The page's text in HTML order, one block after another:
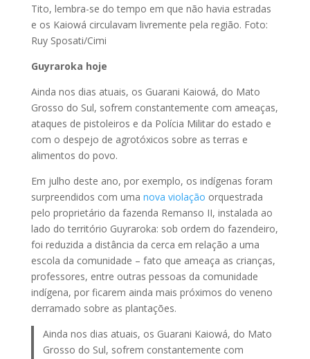
Tito, lembra-se do tempo em que não havia estradas
e os Kaiowá circulavam livremente pela região. Foto:
Ruy Sposati/Cimi
Guyraroka hoje
Ainda nos dias atuais, os Guarani Kaiowá, do Mato
Grosso do Sul, sofrem constantemente com ameaças,
ataques de pistoleiros e da Polícia Militar do estado e
com o despejo de agrotóxicos sobre as terras e
alimentos do povo.
Em julho deste ano, por exemplo, os indígenas foram
surpreendidos com uma nova violação orquestrada
pelo proprietário da fazenda Remanso II, instalada ao
lado do território Guyraroka: sob ordem do fazendeiro,
foi reduzida a distância da cerca em relação a uma
escola da comunidade – fato que ameaça as crianças,
professores, entre outras pessoas da comunidade
indígena, por ficarem ainda mais próximos do veneno
derramado sobre as plantações.
Ainda nos dias atuais, os Guarani Kaiowá, do Mato
Grosso do Sul, sofrem constantemente com